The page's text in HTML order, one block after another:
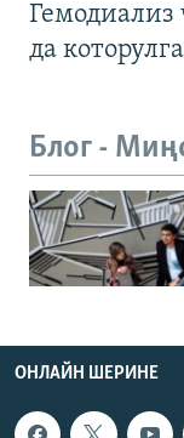
да
Блог -
ОНЛАЙН ШЕРИНЕ